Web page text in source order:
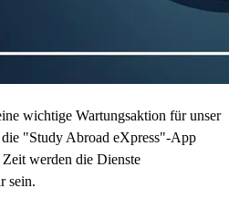
wichtige Wartungsaktion für unser
"Study Abroad eXpress"-App
werden die Dienste
sein.